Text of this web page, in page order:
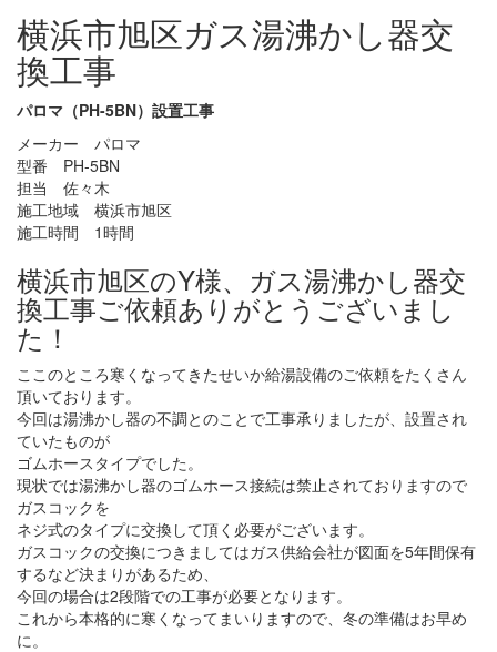
横浜市旭区ガス湯沸かし器交
換工事
パロマ（PH-5BN）設置工事
メーカー パロマ
型番 PH-5BN
担当 佐々木
施工地域 横浜市旭区
施工時間 1時間
横浜市旭区のY様、ガス湯沸かし器交
換工事ご依頼ありがとうございまし
た！
ここのところ寒くなってきたせいか給湯設備のご依頼をたくさん
頂いております。
今回は湯沸かし器の不調とのことで工事承りましたが、設置され
ていたものが
ゴムホースタイプでした。
現状では湯沸かし器のゴムホース接続は禁止されておりますので
ガスコックを
ネジ式のタイプに交換して頂く必要がございます。
ガスコックの交換につきましてはガス供給会社が図面を5年間保有
するなど決まりがあるため、
今回の場合は2段階での工事が必要となります。
これから本格的に寒くなってまいりますので、冬の準備はお早め
に。